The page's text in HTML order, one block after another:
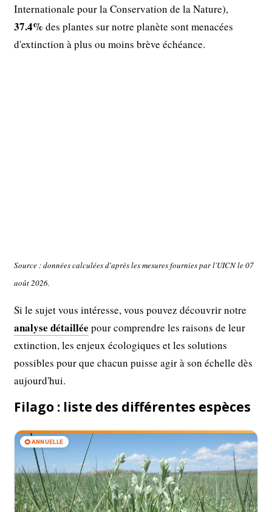
Internationale pour la Conservation de la Nature),
37.4% des plantes sur notre planète sont menacées
d'extinction à plus ou moins brève échéance.
Source : données calculées d'après les mesures fournies par l'UICN le 07
août 2026.
Si le sujet vous intéresse, vous pouvez découvrir notre
analyse détaillée pour comprendre les raisons de leur
extinction, les enjeux écologiques et les solutions
possibles pour que chacun puisse agir à son échelle dès
aujourd'hui.
Filago : liste des différentes espèces
🌻ANNUELLE